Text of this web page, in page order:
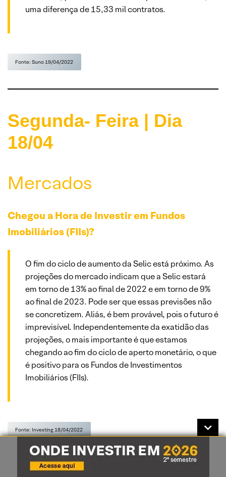
uma diferença de 15,33 mil contratos.
Fonte: Suno 19/04/2022
Segunda- Feira | Dia
18/04
Mercados
Chegou a Hora de Investir em Fundos
Imobiliários (FIIs)?
O fim do ciclo de aumento da Selic está próximo. As
projeções do mercado indicam que a Selic estará
em torno de 13% ao final de 2022 e em torno de 9%
ao final de 2023. Pode ser que essas previsões não
se concretizem. Aliás, é bem provável, pois o futuro é
imprevisível. Independentemente da exatidão das
projeções, o mais importante é que estamos
chegando ao fim do ciclo de aperto monetário, o que
é positivo para os Fundos de Investimentos
Imobiliários (FIIs).
Fonte: Investing 18/04/2022